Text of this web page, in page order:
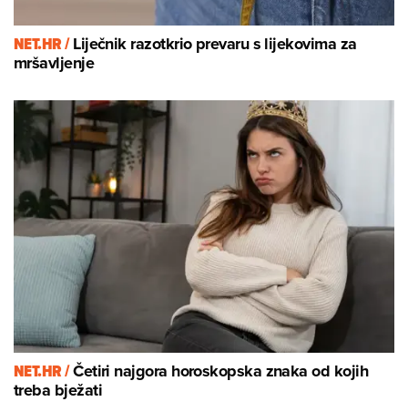
NET.HR /Liječnik razotkrio prevaru s lijekovima za
mršavljenje
NET.HR /Četiri najgora horoskopska znaka od kojih
treba bježati